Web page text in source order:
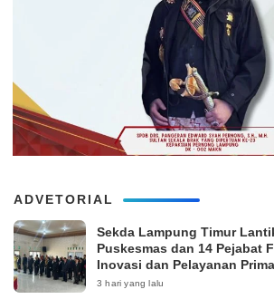
ADVETORIAL
‎Sekda Lampung Timur
Puskesmas dan 14 Pejabat
Inovasi dan Pelayanan Prima
3 hari yang lalu